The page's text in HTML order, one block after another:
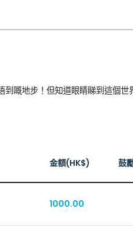
到嘅地步！但知道眼睛睇到這個
金額(HK$) 鼓
1000.00